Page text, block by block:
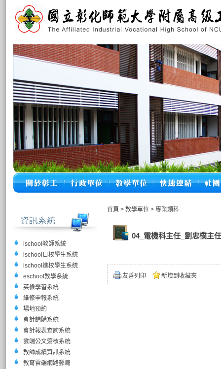
ischool教師系統
ischool日校學生系統
ischool進校學生系統
eschool教學系統
英檢學習系統
維修申報系統
場地預約
會計請購系統
會計報表查詢系統
雲端公文簽核系統
教師成績資訊系統
教育雲端網路郵局
首頁 > 教學單位 > 專業類科
04_電機科主任_劉忠樸主任
友善列印 新增到收藏夾